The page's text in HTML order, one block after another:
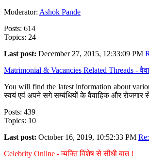
Moderator: Ashok Pande
Posts: 614
Topics: 24
Last post: December 27, 2015, 12:33:09 PM
Matrimonial & Vacancies Related Threads -
You will find the latest information about
स्वयं एवं अपने सगे सम्बंधियों के वैवाहिक और
Posts: 439
Topics: 10
Last post: October 16, 2019, 10:52:33 PM
Celebrity Online - व्यक्ति विशेष से सीधी बात !